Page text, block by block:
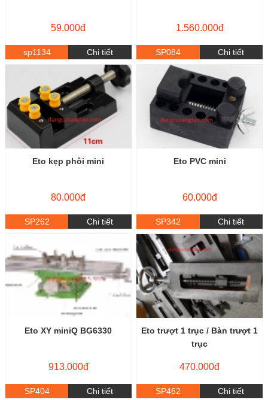
59.000đ
sp1134 Chi tiết
1.560.000đ
SP084 Chi tiết
Eto kẹp phôi mini
80.000đ
SP262 Chi tiết
Eto PVC mini
60.000đ
SP342 Chi tiết
Eto XY miniQ BG6330
913.000đ
SP404 Chi tiết
Eto trượt 1 trục / Bàn trượt 1
trục
470.000đ
SP462 Chi tiết